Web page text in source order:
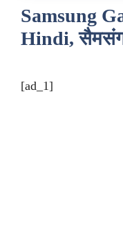
Samsung
Hindi, सैमसंग
[ad_1]